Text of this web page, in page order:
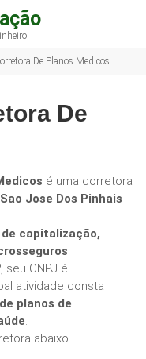
De Planos Medicos
De
é uma corretora
Sao Jose Dos Pinhais
capitalização,
.
seu CNPJ é
atividade consta
planos de
.
abaixo.